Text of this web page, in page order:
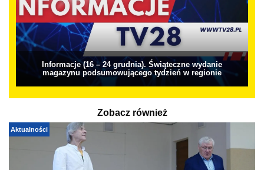
Informacje (16 – 24 grudnia). Świąteczne wydanie
magazynu podsumowującego tydzień w regionie
Zobacz również
Aktualności